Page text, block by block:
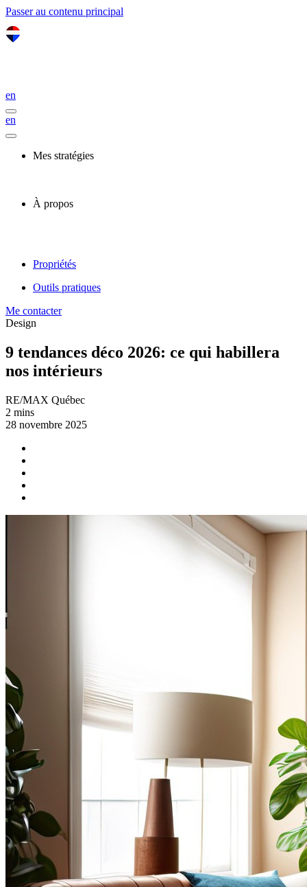
Passer au contenu principal
en
en
Mes stratégies
À propos
Propriétés
Outils pratiques
Me contacter
Design
9 tendances déco 2026: ce qui habillera
nos intérieurs
RE/MAX Québec
2 mins
28 novembre 2025